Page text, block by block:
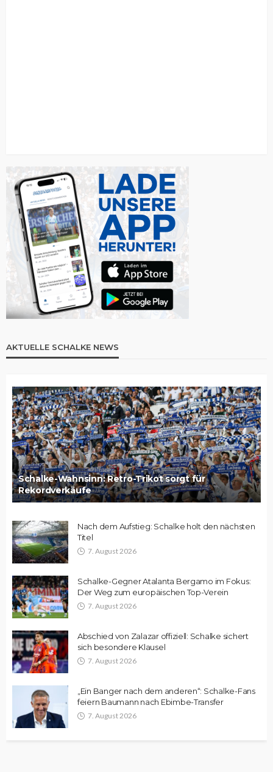
AKTUELLE SCHALKE NEWS
Schalke-Wahnsinn: Retro-Trikot sorgt für
Rekordverkäufe
Nach dem Aufstieg: Schalke holt den nächsten
Titel
7. August 2026
Schalke-Gegner Atalanta Bergamo im Fokus:
Der Weg zum europäischen Top-Verein
7. August 2026
Abschied von Zalazar offiziell: Schalke sichert
sich besondere Klausel
7. August 2026
„Ein Banger nach dem anderen“: Schalke-Fans
feiern Baumann nach Ebimbe-Transfer
7. August 2026